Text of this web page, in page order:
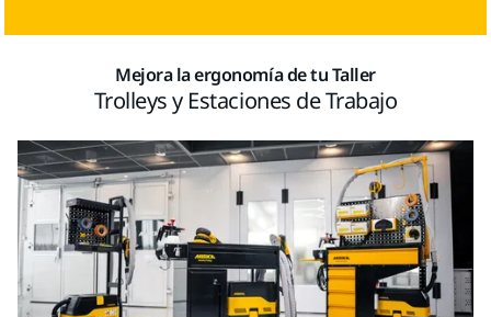
Mejora la ergonomía de tu Taller
Trolleys y Estaciones de Trabajo